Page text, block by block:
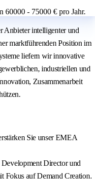
60000 - 75000 € pro Jahr.
Anbieter intelligenter und
marktführenden Position im
liefern wir innovative
industriellen und
Zusammenarbeit
Sie unser EMEA
Director und
Fokus auf Demand Creation.